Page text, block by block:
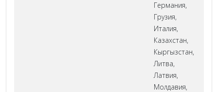
Германия,
Грузия,
Италия,
Казахстан,
Кыргызстан,
Литва,
Латвия,
Молдавия,